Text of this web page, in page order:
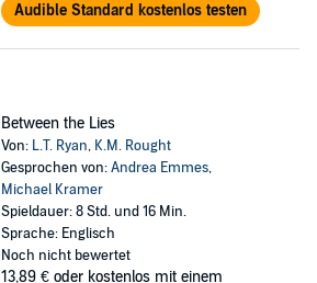
Audible Standard kostenlos testen
Between the Lies
Von: L.T. Ryan, K.M. Rought
Gesprochen von:Andrea Emmes,
Michael Kramer
Spieldauer: 8 Std. und 16 Min.
Sprache: Englisch
Noch nicht bewertet
13,89 € oder kostenlos mit einem